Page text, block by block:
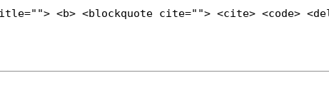
<b> <blockquote cite=""> <cite> <code>